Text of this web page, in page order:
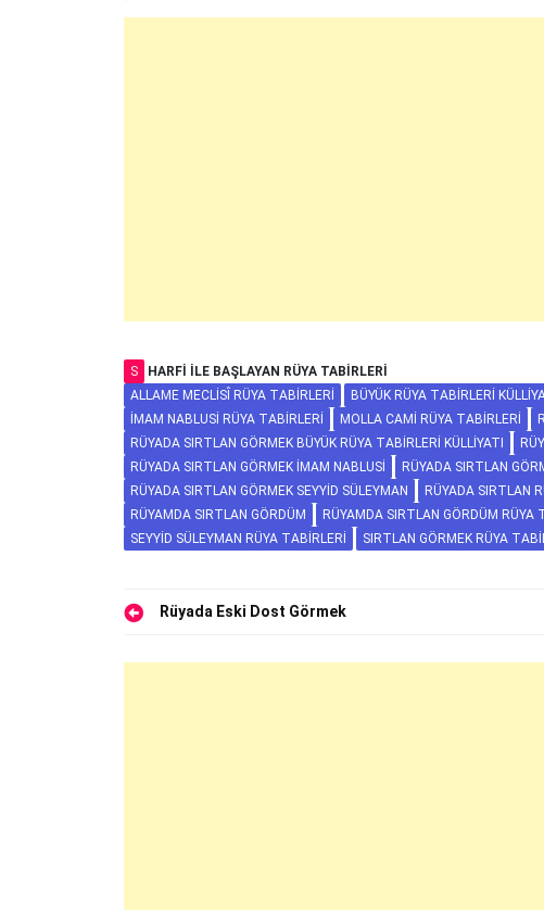
S
HARFI ILE BAŞLAYAN RÜYA TABIRLERI
ALLAME MECLISÎ RÜYA TABIRLERI
BÜYÜK RÜYA TABIRLERI
İMAM NABLUSI RÜYA TABIRLERI
MOLLA CAMI RÜYA TABIRLERI
RÜYADA SIRTLAN GÖRMEK BÜYÜK RÜYA TABIRLERI KÜLLIYATI
RÜYADA SIRTLAN GÖRMEK İMAM NABLUSI
RÜYADA SIRTLAN
RÜYADA SIRTLAN GÖRMEK SEYYID SÜLEYMAN
RÜYADA SIRTLAN
RÜYAMDA SIRTLAN GÖRDÜM
RÜYAMDA SIRTLAN GÖRDÜM RÜYA
SEYYID SÜLEYMAN RÜYA TABIRLERI
SIRTLAN GÖRMEK RÜYA
Yazı
gezinmesi
Rüyada Eski Dost Görmek